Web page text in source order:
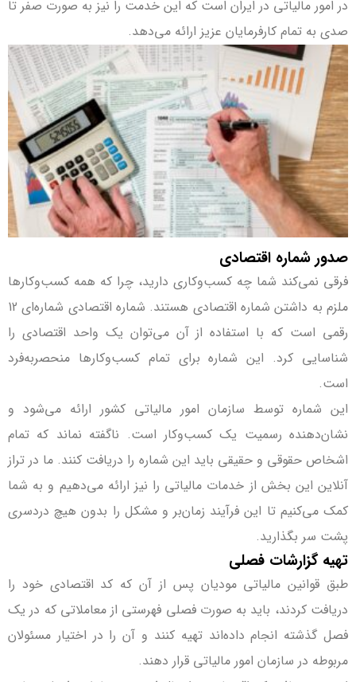
در امور مالیاتی در ایران است که این خدمت را نیز به صورت صفر تا
صدی به تمام کارفرمایان عزیز ارائه می‌دهد.
صدور شماره اقتصادی
فرقی نمی‌کند شما چه کسب‌و‌کاری دارید، چرا که همه کسب‌وکارها
ملزم به داشتن شماره اقتصادی هستند. شماره اقتصادی شماره‌ای 12
رقمی است که با استفاده از آن می‌توان یک واحد اقتصادی را
شناسایی کرد. این شماره برای تمام کسب‌و‌کارها منحصربه‌فرد
است.
این شماره توسط سازمان امور مالیاتی کشور ارائه می‌شود و
نشان‌دهنده رسمیت یک کسب‌و‌کار است. ناگفته نماند که تمام
اشخاص حقوقی و حقیقی باید این شماره را دریافت کنند. ما در تراز
آنلاین این بخش از خدمات مالیاتی را نیز ارائه می‌دهیم و به شما
کمک می‌کنیم تا این فرآیند زمان‌بر و مشکل را بدون هیچ دردسری
پشت‌ سر بگذارید.
تهیه گزارشات فصلی
طبق قوانین مالیاتی مودیان پس از آن که کد اقتصادی خود را
دریافت کردند، باید به صورت فصلی فهرستی از معاملاتی که در یک
فصل گذشته انجام داده‌اند تهیه کنند و آن را در اختیار مسئولان
مربوطه در سازمان امور مالیاتی قرار دهند.